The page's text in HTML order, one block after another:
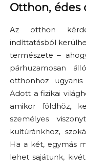
Otthon, édes
Az otthon
indíttatásból
természete –
párhuzamosan
otthonhoz
Adott a fizikai
amikor földhöz,
személyes
kultúránkhoz,
Ha a két, egymás
lehet sajátunk,